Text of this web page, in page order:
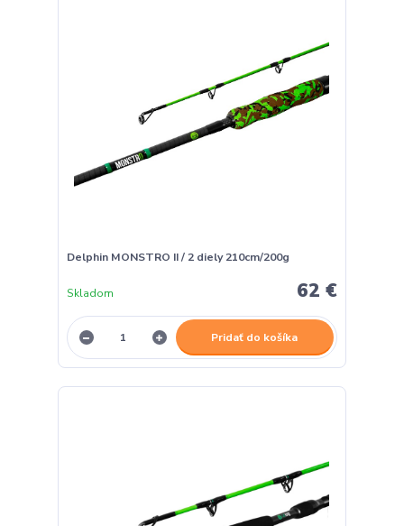
Delphin MONSTRO II / 2 diely 210cm/200g
62 €
Skladom
Pridať do košíka